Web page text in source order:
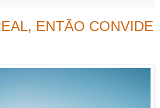
ENTÃO CONVIDE